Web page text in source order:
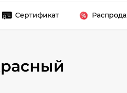
Сертификат